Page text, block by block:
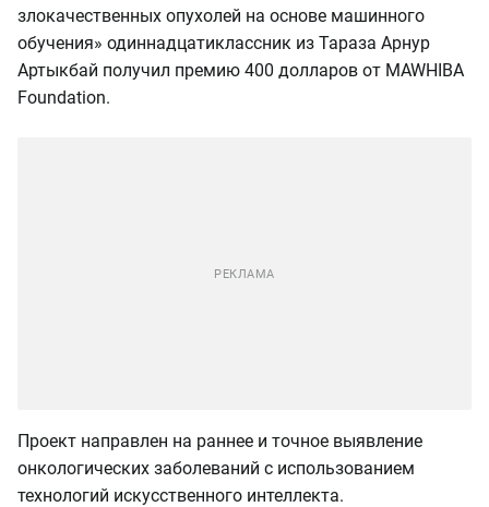
злокачественных опухолей на основе машинного
обучения» одиннадцатиклассник из Тараза Арнур
Артыкбай получил премию 400 долларов от MAWHIBA
Foundation.
Проект направлен на раннее и точное выявление
онкологических заболеваний с использованием
технологий искусственного интеллекта.